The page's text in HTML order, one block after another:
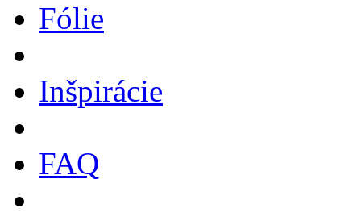
Fólie
Inšpirácie
FAQ